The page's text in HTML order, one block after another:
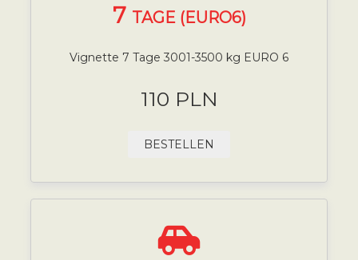
7 TAGE (EURO6)
Vignette 7 Tage 3001-3500 kg EURO 6
110 PLN
BESTELLEN